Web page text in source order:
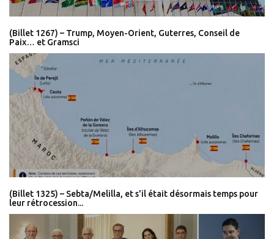
(Billet 1267) – Trump, Moyen-Orient, Guterres, Conseil de
Paix… et Gramsci
(Billet 1325) – Sebta/Melilla, et s'il était désormais temps pour
leur rétrocession...